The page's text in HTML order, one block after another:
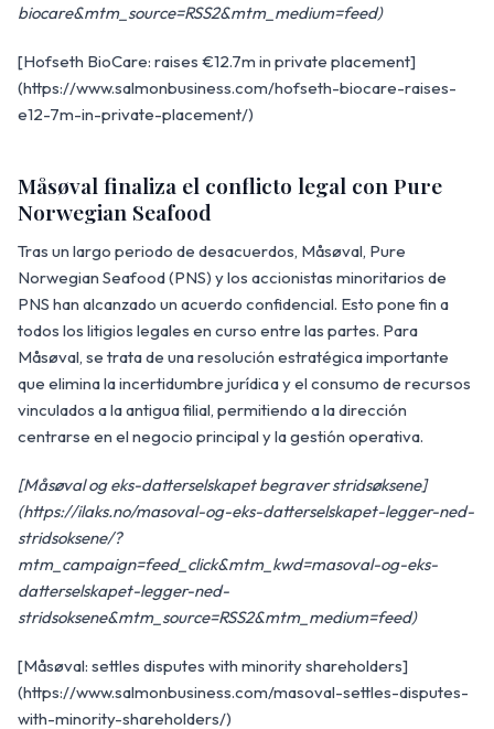
biocare&mtm_source=RSS2&mtm_medium=feed)
[Hofseth BioCare: raises €12.7m in private placement]
(https://www.salmonbusiness.com/hofseth-biocare-raises-
e12-7m-in-private-placement/)
Måsøval finaliza el conflicto legal con Pure
Norwegian Seafood
Tras un largo periodo de desacuerdos, Måsøval, Pure
Norwegian Seafood (PNS) y los accionistas minoritarios de
PNS han alcanzado un acuerdo confidencial. Esto pone fin a
todos los litigios legales en curso entre las partes. Para
Måsøval, se trata de una resolución estratégica importante
que elimina la incertidumbre jurídica y el consumo de recursos
vinculados a la antigua filial, permitiendo a la dirección
centrarse en el negocio principal y la gestión operativa.
[Måsøval og eks-datterselskapet begraver stridsøksene]
(https://ilaks.no/masoval-og-eks-datterselskapet-legger-ned-
stridsoksene/?
mtm_campaign=feed_click&mtm_kwd=masoval-og-eks-
datterselskapet-legger-ned-
stridsoksene&mtm_source=RSS2&mtm_medium=feed)
[Måsøval: settles disputes with minority shareholders]
(https://www.salmonbusiness.com/masoval-settles-disputes-
with-minority-shareholders/)